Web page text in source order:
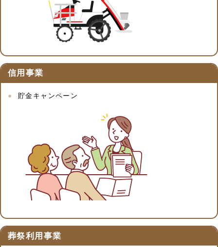
信用事業
貯金キャンペーン
葬祭利用事業